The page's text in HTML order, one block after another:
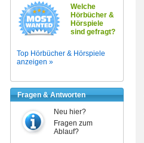
Welche
Hörbücher &
Hörspiele
sind gefragt?
Top Hörbücher & Hörspiele
anzeigen »
Fragen & Antworten
Neu hier?
Fragen zum
Ablauf?